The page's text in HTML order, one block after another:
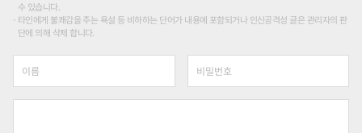
수 있습니다.
타인에게 불쾌감을 주는 욕설 등 비하하는 단어가 내용에 포함되거나 인신공격성 글은 관리자의 판
단에 의해 삭제 합니다.